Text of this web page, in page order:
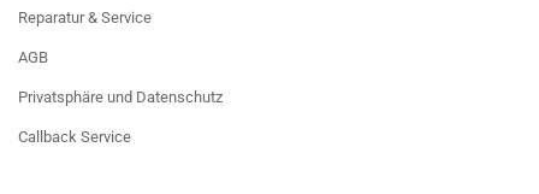
Reparatur & Service
AGB
Privatsphäre und Datenschutz
Callback Service